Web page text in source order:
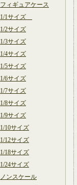
フィギュアケース
1/1サイズ
1/2サイズ
1/3サイズ
1/4サイズ
1/5サイズ
1/6サイズ
1/7サイズ
1/8サイズ
1/9サイズ
1/10サイズ
1/12サイズ
1/18サイズ
1/24サイズ
ノンスケール